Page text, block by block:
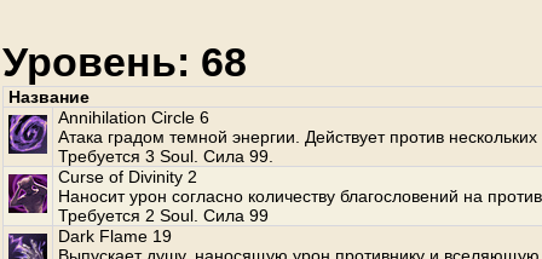
Уровень: 68
Название
Annihilation Circle 6
Атака градом темной энергии. Действует против
Требуется 3 Soul. Сила 99.
Curse of Divinity 2
Наносит урон согласно количеству благословений на
Требуется 2 Soul. Сила 99
Dark Flame 19